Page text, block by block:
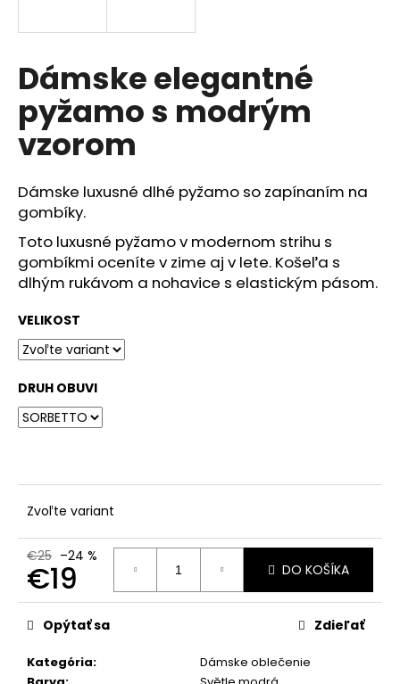
Dámske elegantné
pyžamo s modrým
vzorom
Dámske luxusné dlhé pyžamo so zapínaním na
gombíky.
Toto luxusné pyžamo v modernom strihu s
gombíkmi oceníte v zime aj v lete. Košeľa s
dlhým rukávom a nohavice s elastickým pásom.
VELIKOST
DRUH OBUVI
Zvoľte variant
€25 –24 %
€19
Jednotková
cena:
DO KOŠÍKA
Kategória:
Dámske oblečenie
Opýtať sa Zdieľať
s
ť
?
HĽADAŤ
O
p
o
r
ú
č
a